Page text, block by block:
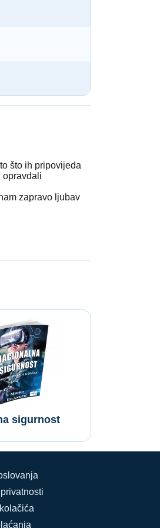
što ih pripovijeda
opravdali
zapravo ljubav
sigurnost